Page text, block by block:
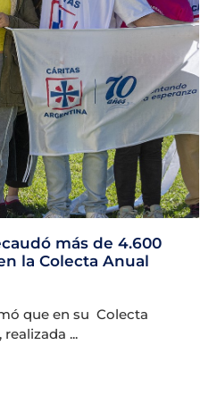
más de 4.600
la Colecta Anual
que en su Colecta
...